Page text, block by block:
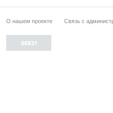
О нашем проекте Связь с